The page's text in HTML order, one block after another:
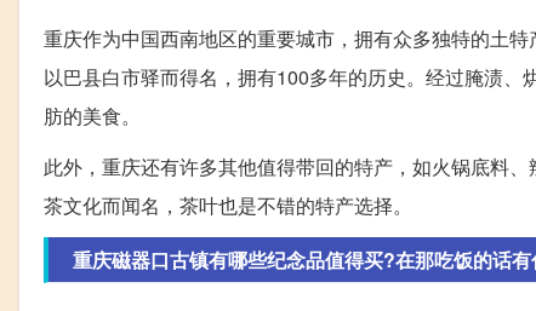
重庆作为中国西南地区的重要城市，拥有众多独特的土
以巴县白市驿而得名，拥有100多年的历史。经过腌渍
肪的美食。
此外，重庆还有许多其他值得带回的特产，如火锅底料
茶文化而闻名，茶叶也是不错的特产选择。
重庆磁器口古镇有哪些纪念品值得买?在那吃饭的话